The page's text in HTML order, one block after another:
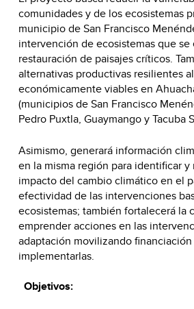
comunidades y de los ecosistemas
municipio de San Francisco
intervención de ecosistemas que se
restauración de paisajes críticos.
alternativas productivas resilientes
económicamente viables en
(municipios de San Francisco
Pedro Puxtla, Guaymango y Tacuba
Asimismo, generará información
en la misma región para identificar
impacto del cambio climático en el
efectividad de las intervenciones
ecosistemas; también fortalecerá la
emprender acciones en las
adaptación movilizando financiación
implementarlas.
Objetivos: